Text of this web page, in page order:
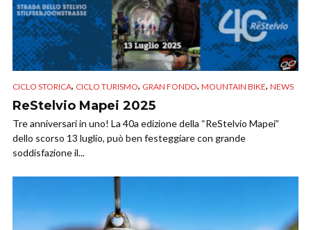
CICLO STORICA, CICLO TURISMO, GRAN FONDO, MOUNTAIN BIKE, NEWS
ReStelvio Mapei 2025
Tre anniversari in uno! La 40a edizione della “ReStelvio Mapei”
dello scorso 13 luglio, può ben festeggiare con grande
soddisfazione il...